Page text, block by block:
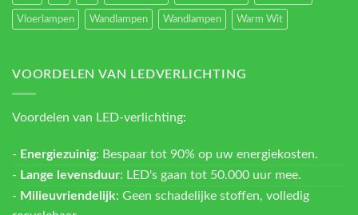
Vloerlampen Wandlampen Wandlampen Warm Wit
VOORDELEN VAN LEDVERLICHTING
Voordelen van LED-verlichting:
- Energiezuinig: Bespaar tot 90% op uw energiekosten.
- Lange levensduur: LED's gaan tot 50.000 uur mee.
- Milieuvriendelijk: Geen schadelijke stoffen, volledig